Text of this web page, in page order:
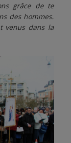
grâce de te
des hommes.
venus dans la